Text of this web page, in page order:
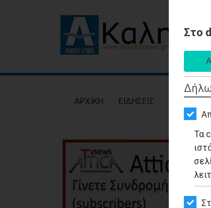
Στο
Τα
ΕΙΔΗΣΕΙΣ
ΟΙΚΟΝΟΜΙΑ
ΑΘΛΗΤΙΣΜΟΣ
ΠΟΛΙΤΙΣΜΟΣ
AΡΧΙΚΗ ΕΙΔΗΣΕΙΣ